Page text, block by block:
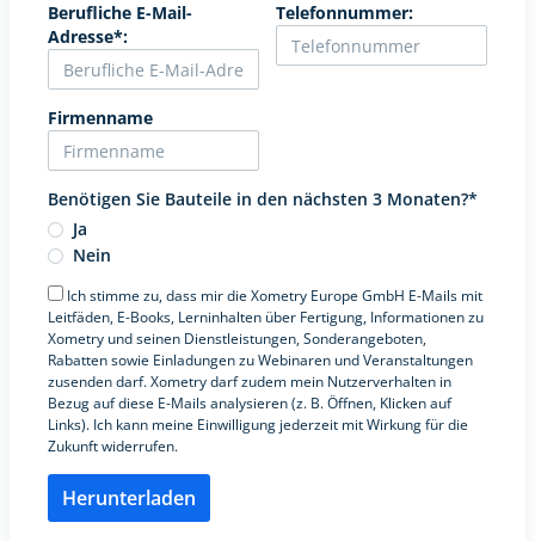
Berufliche E-Mail-
Adresse*:
Telefonnummer:
Firmenname
Benötigen Sie Bauteile in den nächsten 3 Monaten?*
Ja
Nein
Ich stimme zu, dass mir die Xometry Europe GmbH E-Mails mit
Leitfäden, E-Books, Lerninhalten über Fertigung, Informationen zu
Xometry und seinen Dienstleistungen, Sonderangeboten,
Rabatten sowie Einladungen zu Webinaren und Veranstaltungen
zusenden darf. Xometry darf zudem mein Nutzerverhalten in
Bezug auf diese E-Mails analysieren (z. B. Öffnen, Klicken auf
Links). Ich kann meine Einwilligung jederzeit mit Wirkung für die
Zukunft widerrufen.
Bitte lasse dieses Feld leer.